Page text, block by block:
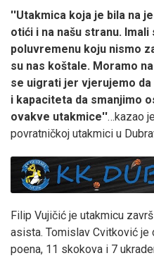
''Utakmica koja je bila na
otići i na našu stranu.
poluvremenu koju nismo
su nas koštale. Moramo
se uigrati jer vjerujemo
i kapaciteta da smanjimo
ovakve utakmice''…kazao
povratničkoj utakmici u
Filip Vujičić je utakmicu
asista. Tomislav Cvitković je
poena, 11 skokova i 7